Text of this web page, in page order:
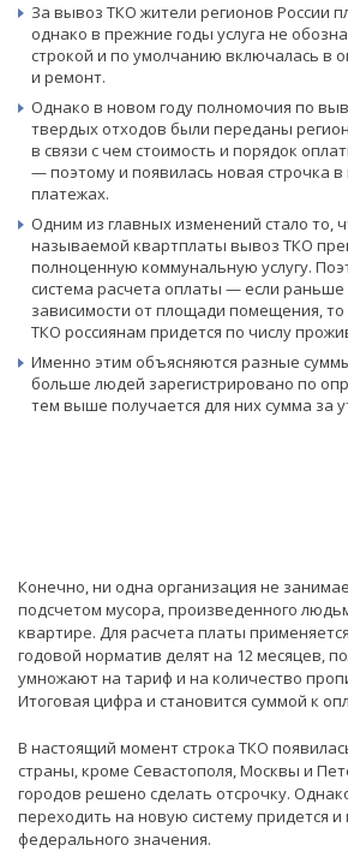
За вывоз ТКО жители регионов России
однако в прежние годы услуга не
строкой и по умолчанию включалась в
и ремонт.
Однако в новом году полномочия по
твердых отходов были переданы
в связи с чем стоимость и порядок
— поэтому и появилась новая строчка
платежах.
Одним из главных изменений стало то,
называемой квартплаты вывоз ТКО
полноценную коммунальную услугу.
система расчета оплаты — если раньше
зависимости от площади помещения, то
ТКО россиянам придется по числу
Именно этим объясняются разные
больше людей зарегистрировано по
тем выше получается для них сумма за
Конечно, ни одна организация не
подсчетом мусора, произведенного
квартире. Для расчета платы
годовой норматив делят на 12 месяцев,
умножают на тариф и на количество
Итоговая цифра и становится суммой к
В настоящий момент строка ТКО
страны, кроме Севастополя, Москвы и
городов решено сделать отсрочку.
переходить на новую систему придется и
федерального значения.